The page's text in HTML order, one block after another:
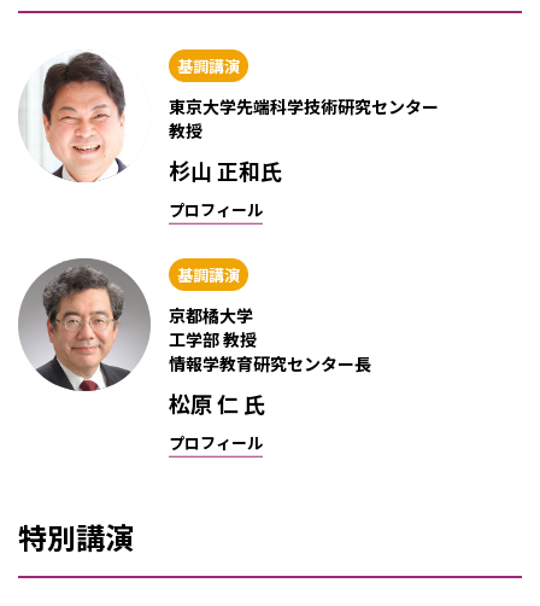
基調講演
東京大学先端科学技術研究センター
教授
杉山 正和氏
プロフィール
基調講演
京都橘大学
工学部 教授
情報学教育研究センター長
松原 仁 氏
プロフィール
特別講演